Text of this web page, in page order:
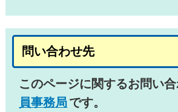
問い合わせ先
このページに関するお問い
員事務局です。